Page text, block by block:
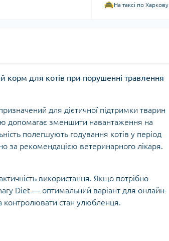
На таксі по Харкову
для котів при порушенні травлення
для дієтичної підтримки тварин
допомагає зменшити навантаження на
полегшують годування котів у період
за рекомендацією ветеринарного лікаря.
використання. Якщо потрібно
Diet — оптимальний варіант для онлайн-
контролювати стан улюбленця.